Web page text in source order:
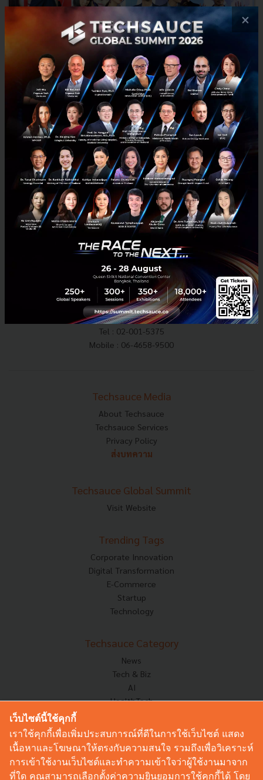
บทวิเคราะห์ 'App War แอปชนแอป' หนังไทยเรื่องแรกที่กล้าเล่า
เรื่อง Startup
ทำไมถึงบอกว่ากล้า? ในวงการธุรกิจและเทคโนโลยี เรารู้ว่า Startup ไม่ใช่
เรื่องใหม่ แต่มันก็ยังไม่ใช่เรื่องแมสสำหรับคนทั่วไป ยังมักมีคำถามว่า
Startup คืออะไรให้เห็นอยู่บ่อยครั้ง และอย่...
สิงหาคม 2, 2018| ByArocha Phurmtaveepol
Saucy Thoughts BNK48 Appwar Startup T Moment
E-mail :contact@techsauce.co
Tel : 02-001-5375
Mobile : 06-4658-9500
Techsauce Media
About Techsauce
Techsauce Services
Privacy Policy
ส่งบทความ
Techsauce Global Summit
Visit Website
Trending Tags
Corporate Innovation
Digital Transformation
E-Commerce
Startup
Technology
Techsauce Category
News
Tech & Biz
AI
HealthTech
Corp Innov
Saucy Thoughts
Based On
Sustainable
×
เว็บไซต์นี้ใช้คุกกี้
เราใช้คุกกี้เพื่อเพิ่มประสบการณ์ที่ดีในการใช้เว็บไซต์ แสดง
เนื้อหาและโฆษณาให้ตรงกับความสนใจ รวมถึงเพื่อวิเคราะห์
การเข้าใช้งานเว็บไซต์และทำความเข้าใจว่าผู้ใช้งานมาจาก
ที่ใด คุณสามารถเลือกตั้งค่าความยินยอมการใช้คุกกี้ได้ โดย